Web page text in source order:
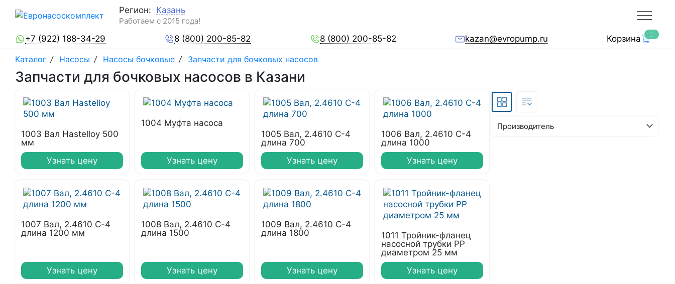
Регион: Казань
Работаем с 2015 года!
+7 (922) 188-34-29 8 (800) 200-85-82 8 (800) 200-85-82 kazan@evropump.ru Корзина 0
Каталог / Насосы / Насосы бочковые / Запчасти для бочковых насосов
Запчасти для бочковых насосов в Казани
1003 Вал Hastelloy 500
мм
Узнать цену
1004 Муфта насоса
Узнать цену
1005 Вал, 2.4610 С-4
длина 700
Узнать цену
1006 Вал, 2.4610 С-4
длина 1000
Узнать цену
1007 Вал, 2.4610 С-4
длина 1200 мм
Узнать цену
1008 Вал, 2.4610 С-4
длина 1500
Узнать цену
1009 Вал, 2.4610 С-4
длина 1800
Узнать цену
1011 Тройник-фланец
насосной трубки РР
диаметром 25 мм
Узнать цену
Производитель